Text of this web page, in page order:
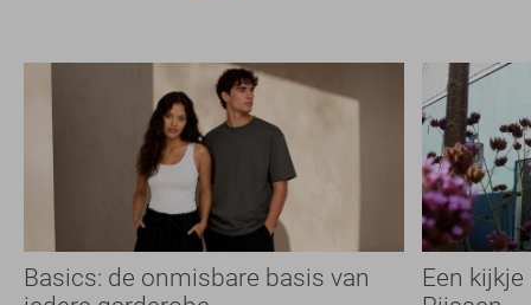
Basics: de onmisbare basis van
Een